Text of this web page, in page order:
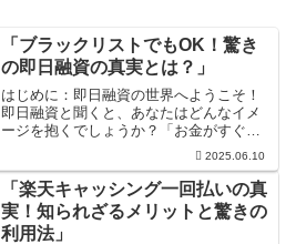
「ブラックリストでもOK！驚き
の即日融資の真実とは？」
はじめに：即日融資の世界へようこそ！
即日融資と聞くと、あなたはどんなイメ
ージを抱くでしょうか？「お金がすぐ手
に入る」と楽観的に思う一方で、「ブラ
ックリストに載っている自分には無理か
も」と不安になっている方もいるかもし
れません。しかし、実際の...
2025.06.10
「楽天キャッシング一回払いの真
実！知られざるメリットと驚きの
利用法」